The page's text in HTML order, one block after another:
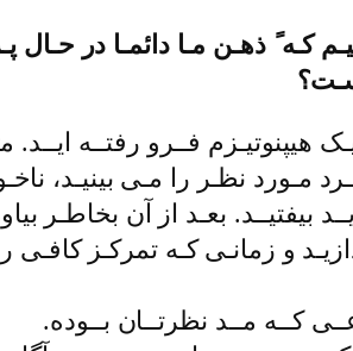
ذهـن مـا دائمـا در حـال
فــرو رفتــه
مـورد نظـر را مـی بینیـد،
بیفتیــد. بعـد از آن بخاطـر
و زمانـی کـه تمرکـز کافـی
کــه مــد نظرتــان بــوده.